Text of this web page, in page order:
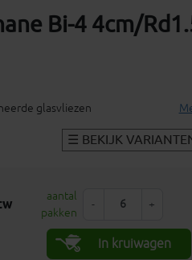
Bi-4 4cm/
glasvliezen
aantal
pakken
- +
In kruiwagen